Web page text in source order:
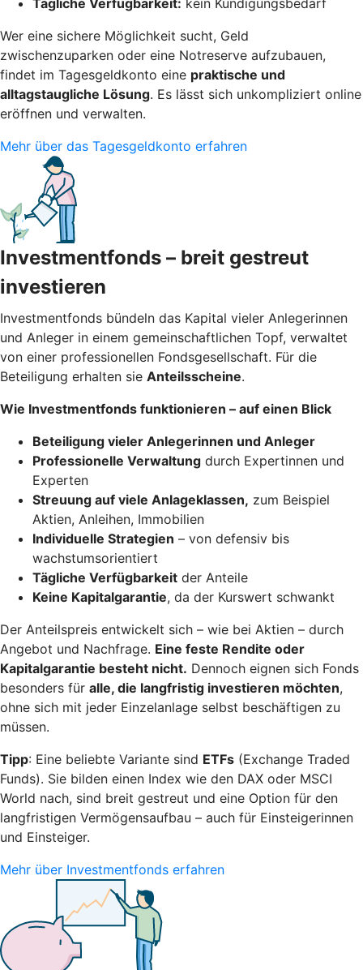
Wer eine sichere Möglichkeit sucht, Geld
zwischenzuparken oder eine Notreserve aufzubauen,
findet im Tagesgeldkonto eine praktische und
alltagstaugliche Lösung. Es lässt sich unkompliziert online
eröffnen und verwalten.
Mehr über das Tagesgeldkonto erfahren
Investmentfonds – breit gestreut
investieren
Investmentfonds bündeln das Kapital vieler Anlegerinnen
und Anleger in einem gemeinschaftlichen Topf, verwaltet
von einer professionellen Fondsgesellschaft. Für die
Beteiligung erhalten sie Anteilsscheine.
Wie Investmentfonds funktionieren – auf einen Blick
Beteiligung vieler Anlegerinnen und Anleger
Professionelle Verwaltung durch Expertinnen und
Experten
Streuung auf viele Anlageklassen, zum Beispiel
Aktien, Anleihen, Immobilien
Individuelle Strategien – von defensiv bis
wachstumsorientiert
Tägliche Verfügbarkeit der Anteile
Keine Kapitalgarantie, da der Kurswert schwankt
Der Anteilspreis entwickelt sich – wie bei Aktien – durch
Angebot und Nachfrage. Eine feste Rendite oder
Kapitalgarantie besteht nicht. Dennoch eignen sich Fonds
besonders für alle, die langfristig investieren möchten,
ohne sich mit jeder Einzelanlage selbst beschäftigen zu
müssen.
Tipp: Eine beliebte Variante sind ETFs (Exchange Traded
Funds). Sie bilden einen Index wie den DAX oder MSCI
World nach, sind breit gestreut und eine Option für den
langfristigen Vermögensaufbau – auch für Einsteigerinnen
und Einsteiger.
Mehr über Investmentfonds erfahren